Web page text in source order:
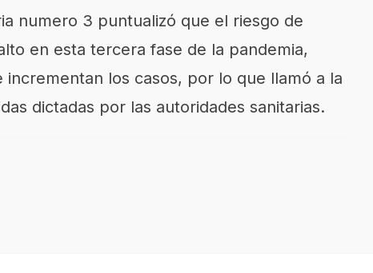
numero 3 puntualizó que el riesgo de
en esta tercera fase de la pandemia,
los casos, por lo que llamó a la
dictadas por las autoridades sanitarias.